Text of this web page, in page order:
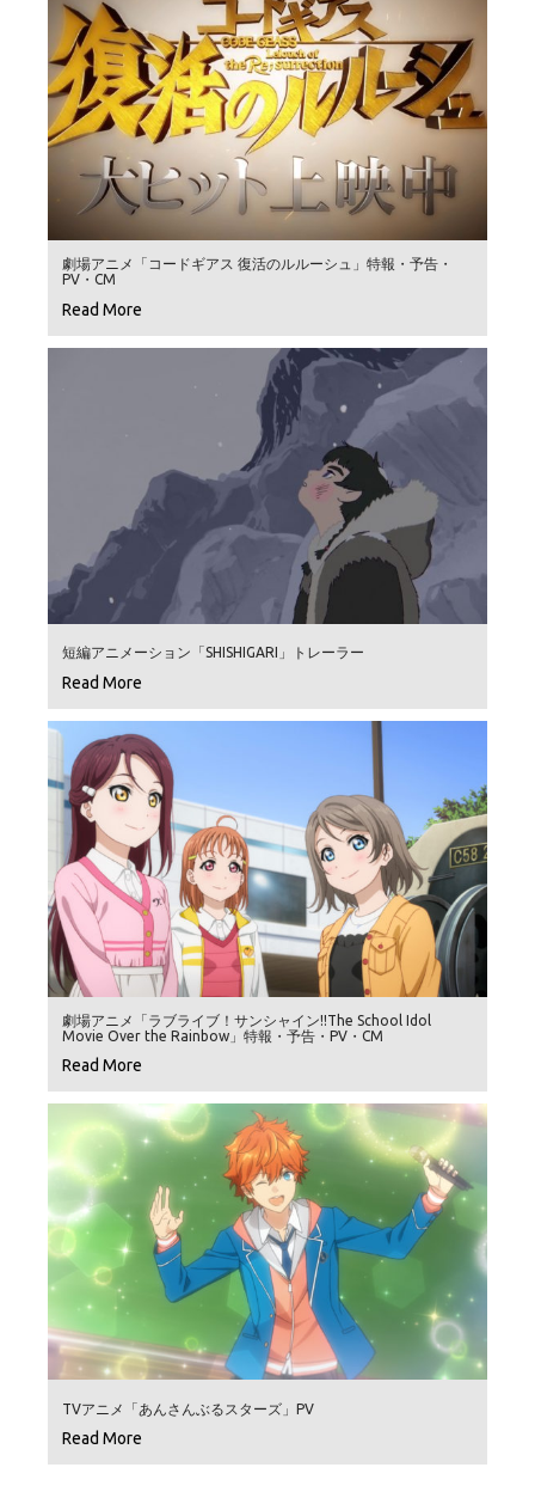
劇場アニメ「コードギアス 復活のルルーシュ」特報・予告・
PV・CM
Read More
短編アニメーション「SHISHIGARI」トレーラー
Read More
劇場アニメ「ラブライブ！サンシャイン!!The School Idol
Movie Over the Rainbow」特報・予告・PV・CM
Read More
TVアニメ「あんさんぶるスターズ」PV
Read More